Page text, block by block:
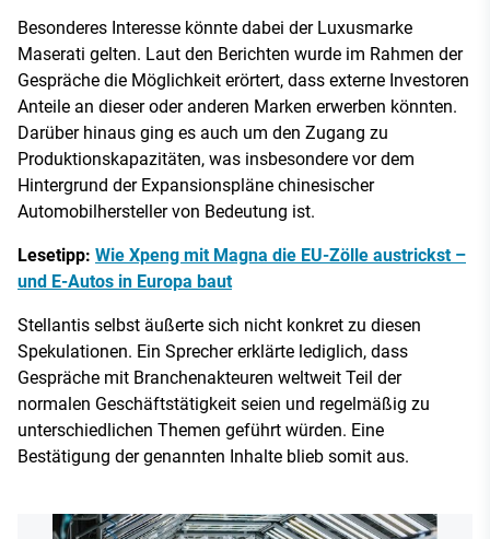
Besonderes Interesse könnte dabei der Luxusmarke
Maserati gelten. Laut den Berichten wurde im Rahmen der
Gespräche die Möglichkeit erörtert, dass externe Investoren
Anteile an dieser oder anderen Marken erwerben könnten.
Darüber hinaus ging es auch um den Zugang zu
Produktionskapazitäten, was insbesondere vor dem
Hintergrund der Expansionspläne chinesischer
Automobilhersteller von Bedeutung ist.
Lesetipp: Wie Xpeng mit Magna die EU-Zölle austrickst –
und E-Autos in Europa baut
Stellantis selbst äußerte sich nicht konkret zu diesen
Spekulationen. Ein Sprecher erklärte lediglich, dass
Gespräche mit Branchenakteuren weltweit Teil der
normalen Geschäftstätigkeit seien und regelmäßig zu
unterschiedlichen Themen geführt würden. Eine
Bestätigung der genannten Inhalte blieb somit aus.